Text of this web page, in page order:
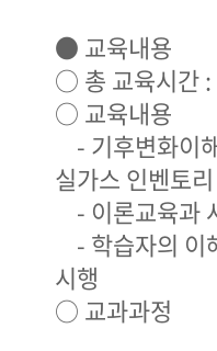
● 교육내용
○ 총 교육시간
○ 교육내용
- 기후변화이
실가스 인벤토
- 이론교육과
- 학습자의 이
시행
○ 교과과정